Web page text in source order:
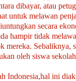
dibayar, atau
untuk melawan
secara
hampir tidak
mereka. Sebaliknya,
oleh siswa
Indonesia,hal ini